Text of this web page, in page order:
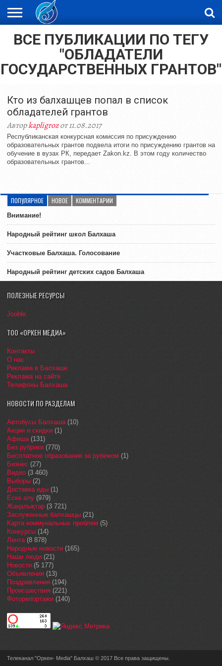
ЖАҢАЛЫҚТАР
НОВОСТИ
ВИДЕО
ФОТОРЕПОРТАЖИ
ОРКЕН
ВСЕ ПУБЛИКАЦИИ ПО ТЕГУ
"ОБЛАДАТЕЛИ
ГОСУДАРСТВЕННЫХ ГРАНТОВ"
Кто из балхашцев попал в список
обладателей грантов
Авторkapligrozот 11.08.2017
Республиканская конкурсная комиссия по присуждению
образовательных грантов подвела итоги по присуждению грантов на
обучение в вузах РК, передает Zakon.kz. В этом году количество
образовательных грантов...
ПОПУЛЯРНОЕ НОВОЕ КОММЕНТАРИИ
Внимание!
Народный рейтинг школ Балхаша
Участковые Балхаша. Голосование
Народный рейтинг детских садов Балхаша
ПОЛЕЗНЫЕ РЕСУРСЫ
Jooble
ТОО «ОРКЕН МЕДИА»
Контакты
О нас
Реклама в Балхаше
Реклама на сайте
Телефоны Балхаша
НОВОСТИ ПО РАЗДЕЛАМ
Автобусы Балхаша(10)
Акции и скидки (1)
Афиша(131)
Без рубрики (770)
Бесплатное образование за рубежом (1)
Бизнес (27)
Видео (3 460)
Выборы (2)
Доставка еды (1)
Еске алу (979)
Жаңалықтар (3 721)
Заслуженные балхашцы (21)
Карта коммунальных проблем (5)
Конкурсы (14)
Лента(8 878)
Народные новости (165)
Наши люди (21)
Новости (5 177)
Объявления (13)
Поздравления (194)
Происшествия (221)
Фоторепортажи (140)
Телеканал "Оркен- Media" Балхаш © 2017 Все права защищены.